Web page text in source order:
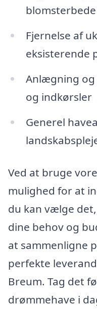
blomsterbede
Fjernelse af
eksisterende
Anlægning og
og indkørsler
Generel
Ved at bruge
mulighed for at
du kan vælge
dine behov og
at sammenligne
perfekte
Breum. Tag det
drømmehave i